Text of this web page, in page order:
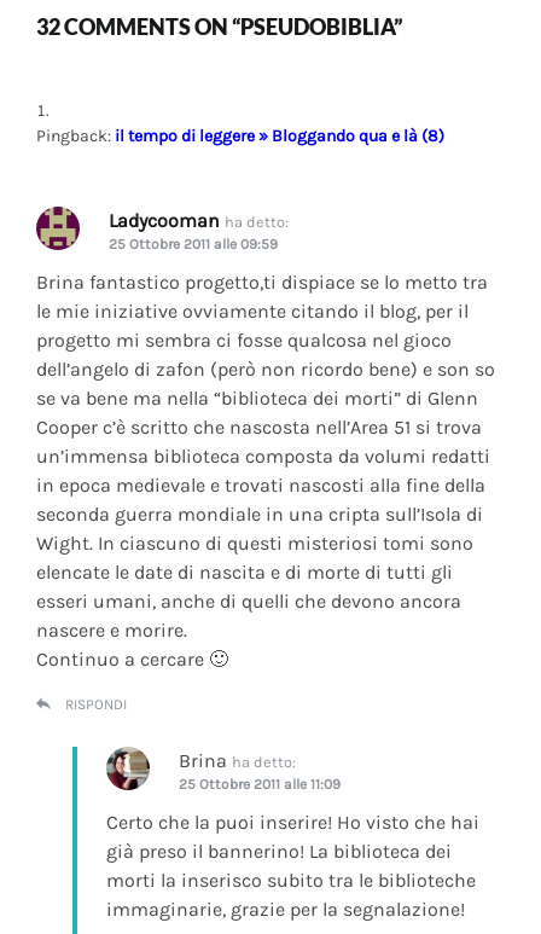
32 COMMENTS ON “PSEUDOBIBLIA”
Pingback: il tempo di leggere » Bloggando qua e là (8)
Ladycooman ha detto:
25 Ottobre 2011 alle 09:59
Brina fantastico progetto,ti dispiace se lo metto tra
le mie iniziative ovviamente citando il blog, per il
progetto mi sembra ci fosse qualcosa nel gioco
dell’angelo di zafon (però non ricordo bene) e son so
se va bene ma nella “biblioteca dei morti” di Glenn
Cooper c’è scritto che nascosta nell’Area 51 si trova
un’immensa biblioteca composta da volumi redatti
in epoca medievale e trovati nascosti alla fine della
seconda guerra mondiale in una cripta sull’Isola di
Wight. In ciascuno di questi misteriosi tomi sono
elencate le date di nascita e di morte di tutti gli
esseri umani, anche di quelli che devono ancora
nascere e morire.
Continuo a cercare 🙂
RISPONDI
Brina ha detto:
25 Ottobre 2011 alle 11:09
Certo che la puoi inserire! Ho visto che hai
già preso il bannerino! La biblioteca dei
morti la inserisco subito tra le biblioteche
immaginarie, grazie per la segnalazione!